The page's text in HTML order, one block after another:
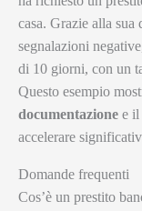
casa. Grazie alla sua
segnalazioni
di 10 giorni, con un
Questo esempio
documentazione e il
accelerare
Domande frequenti
Cos’è un prestito